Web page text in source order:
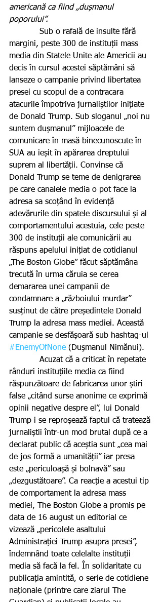
americană ca fiind „dușmanul
poporului”.
margini, peste 300 de instituții mass
media din Statele Unite ale Americii au
decis în cursul acestei săptămâni să
lanseze o campanie privind libertatea
presei cu scopul de a contracara
atacurile împotriva jurnaliștilor inițiate
de Donald Trump. Sub sloganul „noi nu
suntem dușmanul” mijloacele de
comunicare în masă binecunoscute în
SUA au ieșit în apărarea dreptului
suprem al libertății. Convinse că
Donald Trump se teme de denigrarea
pe care canalele media o pot face la
adresa sa scoțând în evidență
adevărurile din spatele discursului și al
comportamentului acestuia, cele peste
300 de instituții ale comunicării au
răspuns apelului inițiat de cotidianul
„The Boston Globe” făcut săptămâna
trecută în urma căruia se cerea
demararea unei campanii de
condamnare a „războiului murdar”
susținut de către președintele Donald
Trump la adresa mass mediei. Această
campanie se desfășoară sub hashtag-ul
#EnemyOfNone (Duşmanul Nimănui).
rânduri instituțiile media ca fiind
răspunzătoare de fabricarea unor știri
false „citând surse anonime ce exprimă
opinii negative despre el”, lui Donald
Trump i se reproșează faptul că tratează
jurnaliștii într-un mod brutal după ce a
declarat public că aceștia sunt „cea mai
de jos formă a umanității” iar presa
este „periculoașă și bolnavă” sau
„dezgustătoare”. Ca reacție a acestui tip
de comportament la adresa mass
mediei, The Boston Globe a promis pe
data de 16 august un editorial ce
vizează „pericolele asaltului
Administrației Trump asupra presei”,
îndemnând toate celelalte instituții
media să facă la fel. În solidaritate cu
publicația amintită, o serie de cotidiene
naționale (printre care ziarul The